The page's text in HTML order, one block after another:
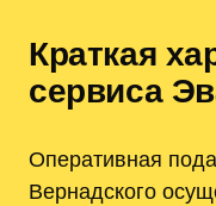
Краткая
сервиса
Оперативная
Вернадского